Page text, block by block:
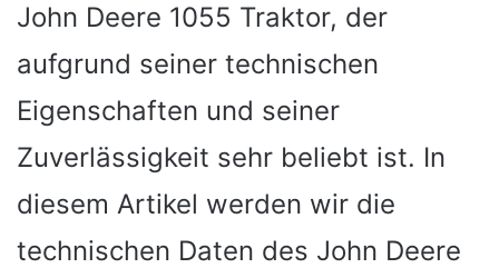
John Deere 1055 Traktor, der
aufgrund seiner technischen
Eigenschaften und seiner
Zuverlässigkeit sehr beliebt ist. In
diesem Artikel werden wir die
technischen Daten des John Deere